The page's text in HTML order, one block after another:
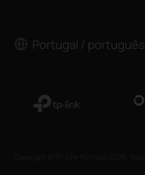
Portugal / português